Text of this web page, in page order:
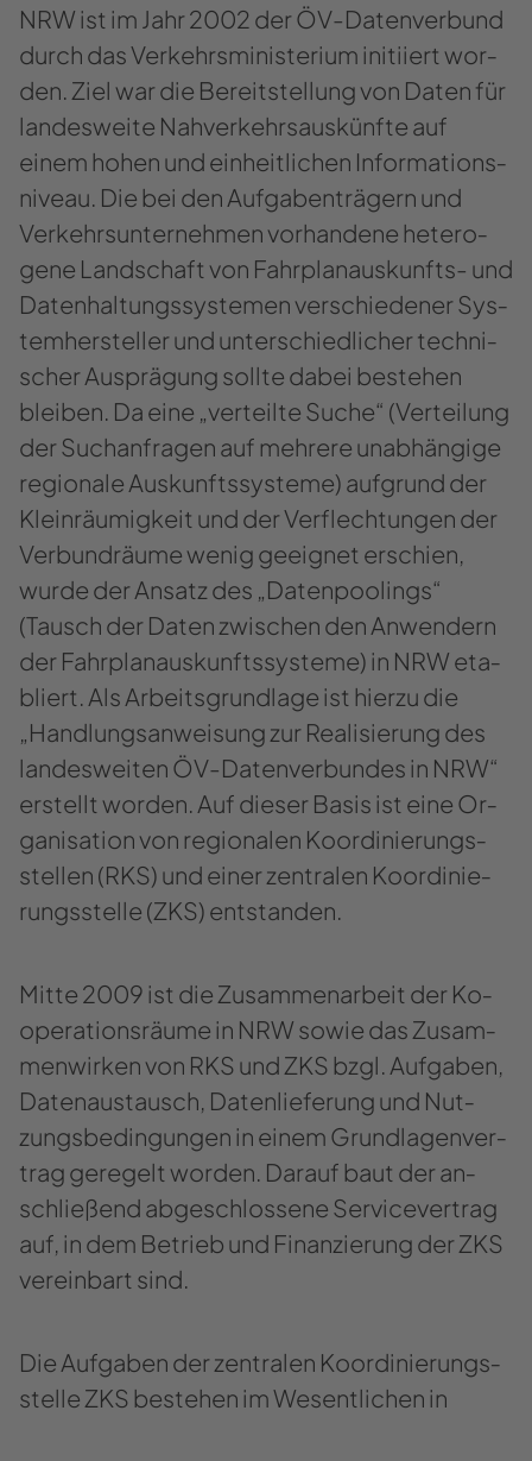
NRW ist im Jahr 2002 der ÖV-​Datenverbund
durch das Ver­kehrs­mi­nis­te­ri­um in­iti­iert wor­
den. Ziel war die Be­reit­stel­lung von Daten für
lan­des­wei­te Nah­ver­kehrs­aus­künf­te auf
einem hohen und ein­heit­li­chen In­for­ma­ti­ons­
ni­veau. Die bei den Auf­ga­ben­trä­gern und
Ver­kehrs­un­ter­neh­men vor­han­de­ne he­te­ro­
ge­ne Land­schaft von Fahrplanauskunfts-​ und
Da­ten­hal­tungs­sys­te­men ver­schie­de­ner Sys­
tem­her­stel­ler und un­ter­schied­li­cher tech­ni­
scher Aus­prä­gung soll­te dabei be­stehen
blei­ben. Da eine „ver­teil­te Suche“ (Ver­tei­lung
der Such­an­fra­gen auf meh­re­re un­ab­hän­gi­ge
re­gio­na­le Aus­kunfts­sys­te­me) auf­grund der
Klein­räu­mig­keit und der Ver­flech­tun­gen der
Ver­bund­räu­me wenig ge­eig­net er­schien,
wurde der An­satz des „Da­ten­poo­lings“
(Tausch der Daten zwi­schen den An­wen­dern
der Fahr­plan­aus­kunfts­sys­te­me) in NRW eta­
bliert. Als Ar­beits­grund­la­ge ist hier­zu die
„Hand­lungs­an­wei­sung zur Rea­li­sie­rung des
lan­des­wei­ten ÖV-​Datenverbundes in NRW“
er­stellt wor­den. Auf die­ser Basis ist eine Or­
ga­ni­sa­ti­on von re­gio­na­len Ko­or­di­nie­rungs­
stel­len (RKS) und einer zen­tra­len Ko­or­di­nie­
rungs­stel­le (ZKS) ent­stan­den.
Mitte 2009 ist die Zu­sam­men­ar­beit der Ko­
ope­ra­ti­ons­räu­me in NRW sowie das Zu­sam­
men­wir­ken von RKS und ZKS bzgl. Auf­ga­ben,
Da­ten­aus­tausch, Da­ten­lie­fe­rung und Nut­
zungs­be­din­gun­gen in einem Grund­la­gen­ver­
trag ge­re­gelt wor­den. Dar­auf baut der an­
schlie­ßend ab­ge­schlos­se­ne Ser­vice­ver­trag
auf, in dem Be­trieb und Fi­nan­zie­rung der ZKS
ver­ein­bart sind.
Die Auf­ga­ben der zen­tra­len Ko­or­di­nie­rungs­
stel­le ZKS be­stehen im We­sent­li­chen in